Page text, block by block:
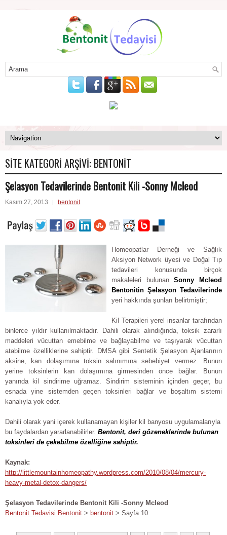
SITE KATEGORI ARŞIVI: BENTONIT
Şelasyon Tedavilerinde Bentonit Kili -Sonny Mcleod
Kasım 27, 2013 bentonit
Homeopatlar Derneği ve Sağlık
Aksiyon Network üyesi ve Doğal Tıp
tedavileri konusunda birçok
makaleleri bulunanSonny Mcleod
Bentonitin Şelasyon Tedavilerinde
yeri hakkında şunları belirtmiştir;
Kil Terapileri yerel insanlar tarafından
binlerce yıldır kullanılmaktadır. Dahili olarak alındığında, toksik zararlı
maddeleri vücuttan emebilme ve bağlayabilme ve taşıyarak vücuttan
atabilme özelliklerine sahiptir. DMSA gibi Sentetik Şelasyon Ajanlarının
aksine, kan dolaşımına toksin salınımına sebebiyet vermez. Bunun
yerine toksinlerin kan dolaşımına girmesinden önce bağlar. Bunun
yanında kil sindirime uğramaz. Sindirim sisteminin içinden geçer, bu
esnada yine sistemden geçen toksinleri bağlar ve boşaltım sistemi
kanalıyla yok eder.
Dahili olarak yani içerek kullanamayan kişiler kil banyosu uygulamalarıyla
bu faydalardan yararlanabilirler. Bentonit, deri gözeneklerinde bulunan
toksinleri de çekebilme özelliğine sahiptir.
Kaynak:
http://littlemountainhomeopathy.wordpress.com/2010/08/04/mercury-
heavy-metal-detox-dangers/
Şelasyon Tedavilerinde Bentonit Kili -Sonny Mcleod
Bentonit Tedavisi Bentonit > bentonit > Sayfa 10